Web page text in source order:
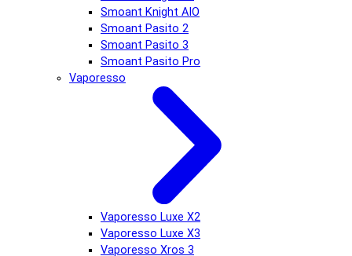
Smoant Knight AIO
Smoant Pasito 2
Smoant Pasito 3
Smoant Pasito Pro
Vaporesso
Vaporesso Luxe X2
Vaporesso Luxe X3
Vaporesso Xros 3